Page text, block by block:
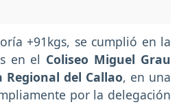
+91kgs, se cumplió en la
en el Coliseo Miguel Grau
del Callao, en una
por la delegación